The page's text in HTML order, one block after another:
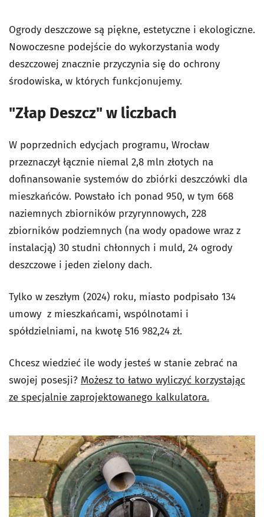
Ogrody deszczowe są piękne, estetyczne i ekologiczne.
Nowoczesne podejście do wykorzystania wody
deszczowej znacznie przyczynia się do ochrony
środowiska, w których funkcjonujemy.
"Złap Deszcz" w liczbach
W poprzednich edycjach programu, Wrocław
przeznaczył łącznie niemal 2,8 mln złotych na
dofinansowanie systemów do zbiórki deszczówki dla
mieszkańców. Powstało ich ponad 950, w tym 668
naziemnych zbiorników przyrynnowych, 228
zbiorników podziemnych (na wody opadowe wraz z
instalacją) 30 studni chłonnych i muld, 24 ogrody
deszczowe i jeden zielony dach.
Tylko w zeszłym (2024) roku, miasto podpisało 134
umowy z mieszkańcami, wspólnotami i
spółdzielniami, na kwotę 516 982,24 zł.
Chcesz wiedzieć ile wody jesteś w stanie zebrać na
swojej posesji? Możesz to łatwo wyliczyć korzystając
ze specjalnie zaprojektowanego kalkulatora.